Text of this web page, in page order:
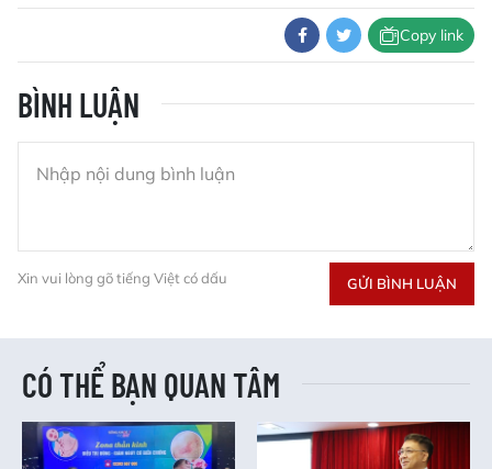
Copy link
BÌNH LUẬN
Xin vui lòng gõ tiếng Việt có dấu GỬI BÌNH LUẬN
CÓ THỂ BẠN QUAN TÂM